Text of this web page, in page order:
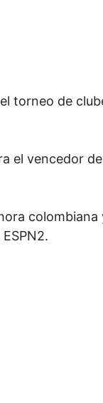
torneo de
el vencedor
colombiana